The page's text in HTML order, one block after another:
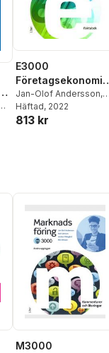
E3000
Företagsekonomi
Faktabok
Jan-Olof Andersson,
Cege Ekström
Jansson
Häftad, 2022
813 kr
M3000